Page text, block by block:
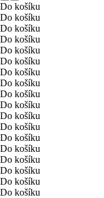
Do košíku
Do košíku
Do košíku
Do košíku
Do košíku
Do košíku
Do košíku
Do košíku
Do košíku
Do košíku
Do košíku
Do košíku
Do košíku
Do košíku
Do košíku
Do košíku
Do košíku
Do košíku